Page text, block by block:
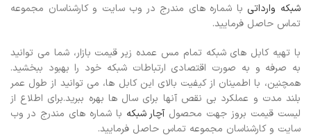
شبکه وارداتی با شماره های مندرج در وب سایت و کارشناسان مجموعه
تماس حاصل فرمایید.
با تهیه کابل های شبکه تمام مس عمده زیر قیمت بازار، شما می توانید
به صرفه و به صورت اقتصادی ارتباطات شبکه خود را بهبود ببخشید.
همچنین، با اطمینان از کیفیت بالای این کابل ها، می توانید از طول عمر
بلند مدت و عملکرد بی نقص آنها برای سال ها بهره ببرید.برای اطلاع از
لیست قیمت بروز جهت محصول آچار شبکه با شماره های مندرج در وب
سایت و کارشناسان مجموعه تماس حاصل فرمایید.